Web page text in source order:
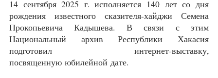
14 сентября 2025 г. исполняется 140 лет со дня
рождения известного сказителя-хайджи Семена
Прокопьевича Кадышева. В связи с этим
Национальный архив Республики Хакасия
подготовил интернет-выставку,
посвященную юбилейной дате.